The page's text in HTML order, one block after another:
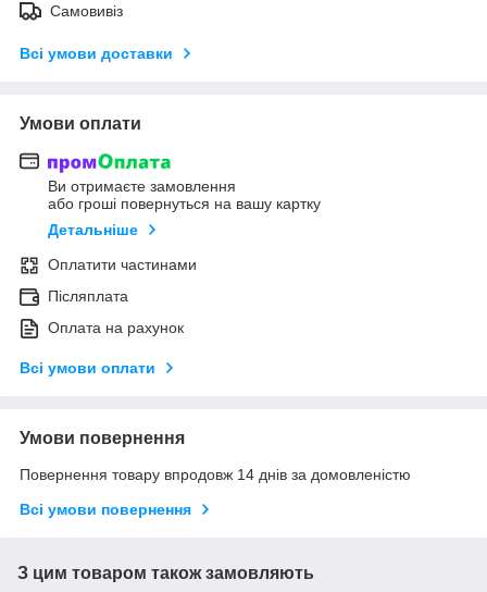
Самовивіз
Всі умови доставки
Умови оплати
Ви отримаєте замовлення
або гроші повернуться на вашу картку
Детальніше
Оплатити частинами
Післяплата
Оплата на рахунок
Всі умови оплати
Умови повернення
Повернення товару впродовж 14 днів за домовленістю
Всі умови повернення
З цим товаром також замовляють